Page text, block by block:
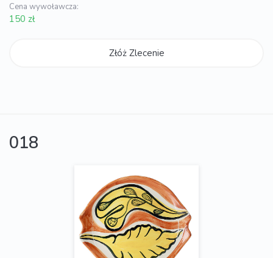
Cena wywoławcza:
150 zł
Złóż Zlecenie
018